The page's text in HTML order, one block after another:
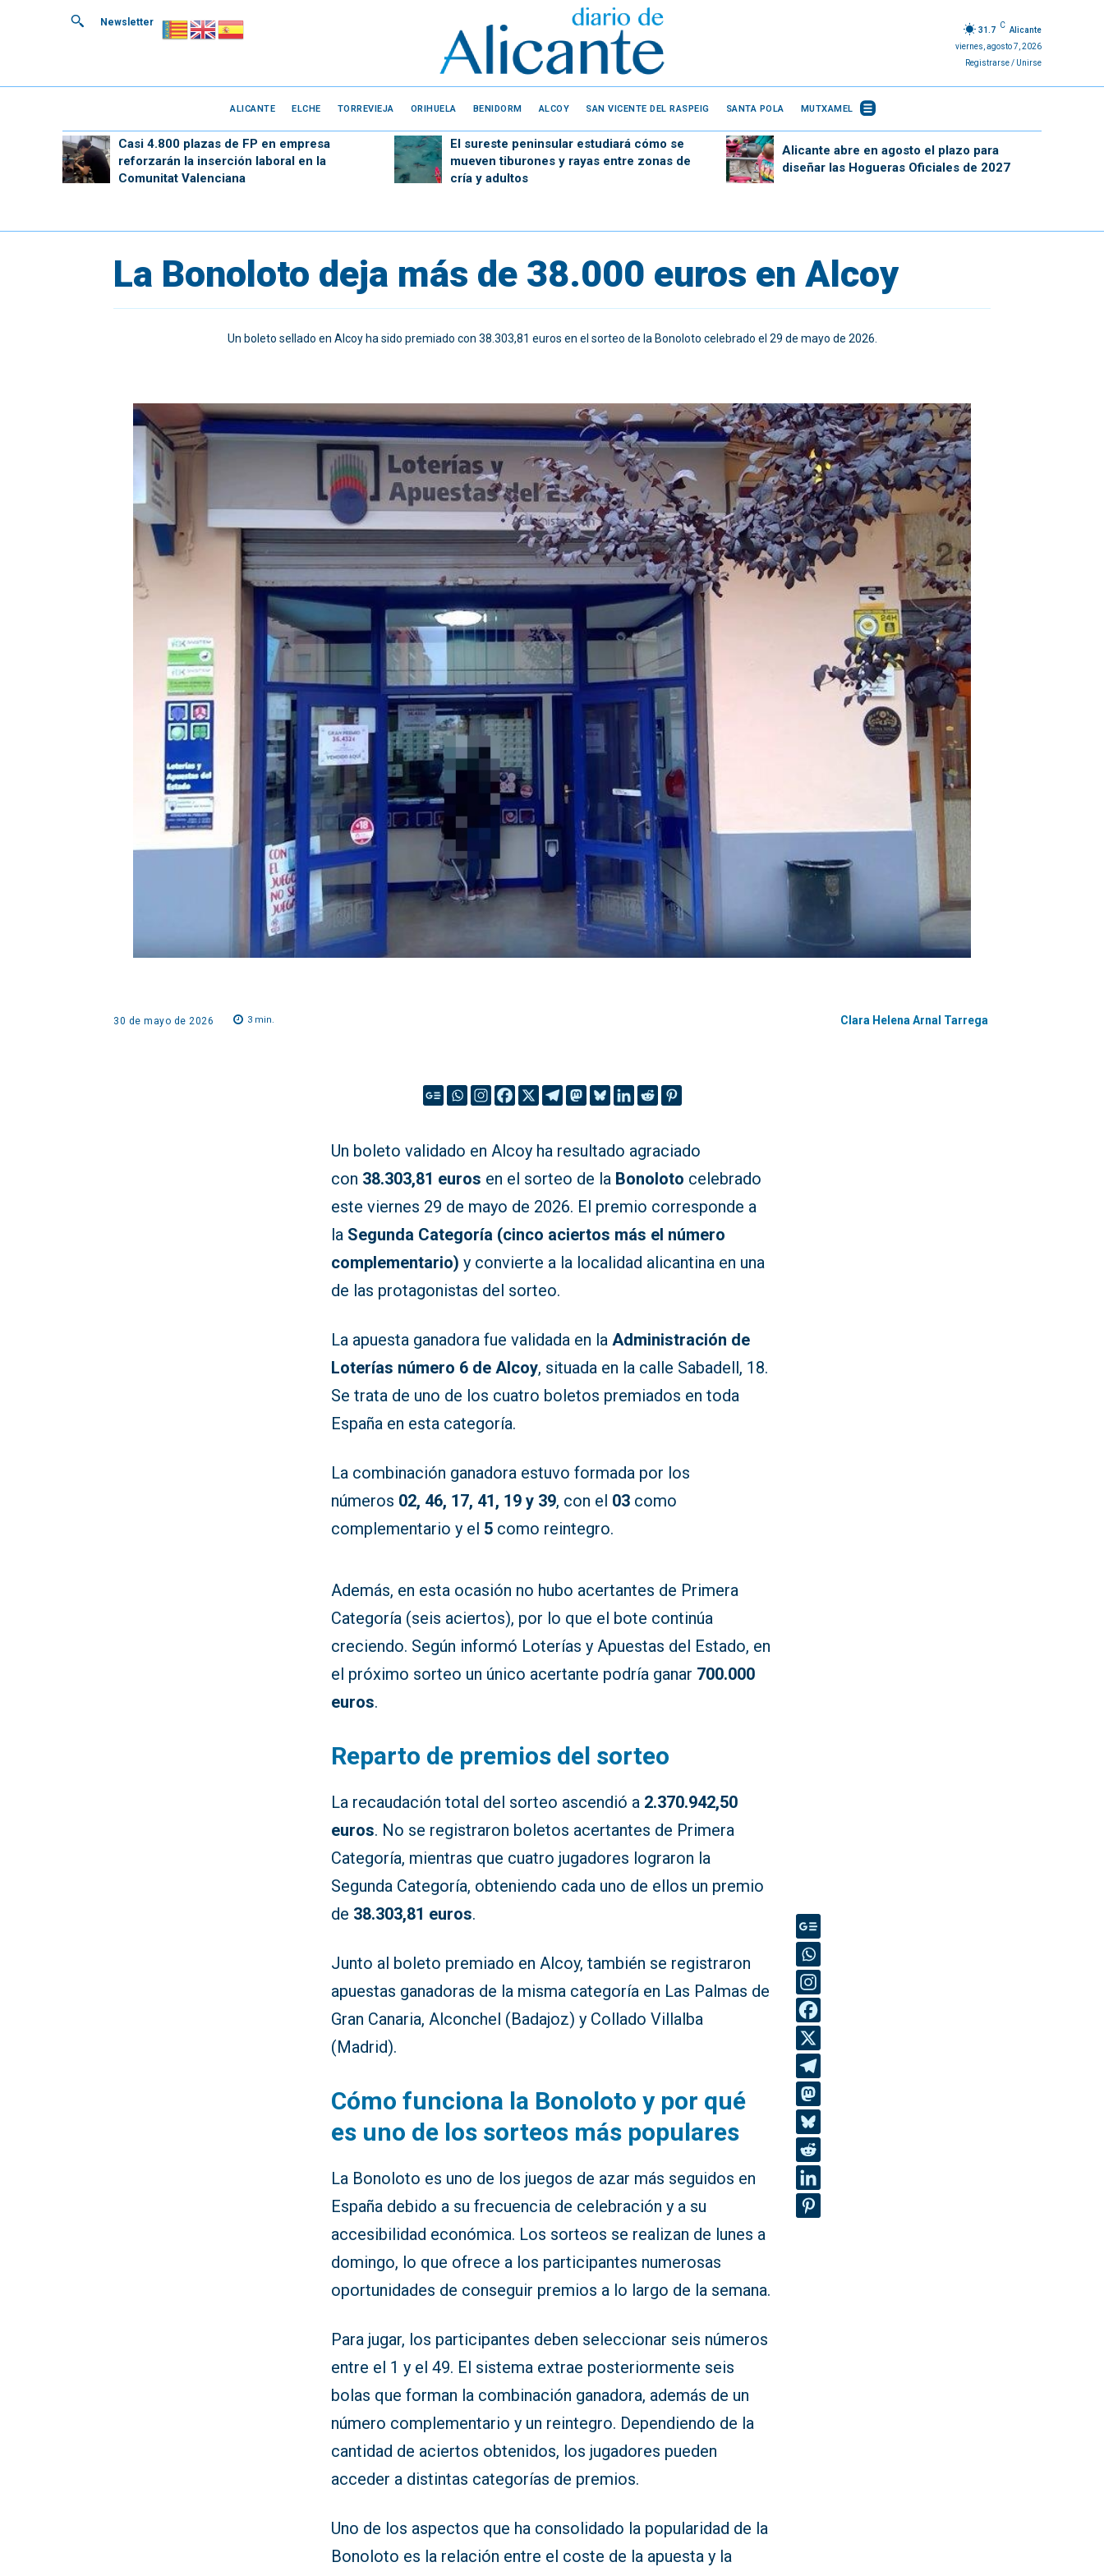
Newsletter
31.7
C
Alicante
viernes, agosto 7, 2026
Registrarse / Unirse
ALICANTE ELCHE TORREVIEJA ORIHUELA BENIDORM ALCOY SAN VICENTE DEL RASPEIG SANTA POLA MUTXAMEL
Casi 4.800 plazas de FP en empresa
reforzarán la inserción laboral en la
Comunitat Valenciana
El sureste peninsular estudiará cómo se
mueven tiburones y rayas entre zonas de
cría y adultos
Alicante abre en agosto el plazo para
diseñar las Hogueras Oficiales de 2027
La Bonoloto deja más de 38.000 euros en Alcoy
Un boleto sellado en Alcoy ha sido premiado con 38.303,81 euros en el sorteo de la Bonoloto celebrado el 29 de mayo de 2026.
30 de mayo de 2026 3 min. Clara Helena Arnal Tarrega
Un boleto validado en Alcoy ha resultado agraciado
con 38.303,81 euros en el sorteo de la Bonoloto celebrado
este viernes 29 de mayo de 2026. El premio corresponde a
la Segunda Categoría (cinco aciertos más el número
complementario) y convierte a la localidad alicantina en una
de las protagonistas del sorteo.
La apuesta ganadora fue validada en laAdministración de
Loterías número 6 de Alcoy, situada en la calle Sabadell, 18.
Se trata de uno de los cuatro boletos premiados en toda
España en esta categoría.
La combinación ganadora estuvo formada por los
números 02, 46, 17, 41, 19 y 39, con el 03 como
complementario y el 5 como reintegro.
Además, en esta ocasión no hubo acertantes de Primera
Categoría (seis aciertos), por lo que el bote continúa
creciendo. Según informó Loterías y Apuestas del Estado, en
el próximo sorteo un único acertante podría ganar 700.000
euros.
Reparto de premios del sorteo
La recaudación total del sorteo ascendió a 2.370.942,50
euros. No se registraron boletos acertantes de Primera
Categoría, mientras que cuatro jugadores lograron la
Segunda Categoría, obteniendo cada uno de ellos un premio
de 38.303,81 euros.
Junto al boleto premiado en Alcoy, también se registraron
apuestas ganadoras de la misma categoría en Las Palmas de
Gran Canaria, Alconchel (Badajoz) y Collado Villalba
(Madrid).
Cómo funciona la Bonoloto y por qué
es uno de los sorteos más populares
La Bonoloto es uno de los juegos de azar más seguidos en
España debido a su frecuencia de celebración y a su
accesibilidad económica. Los sorteos se realizan de lunes a
domingo, lo que ofrece a los participantes numerosas
oportunidades de conseguir premios a lo largo de la semana.
Para jugar, los participantes deben seleccionar seis números
entre el 1 y el 49. El sistema extrae posteriormente seis
bolas que forman la combinación ganadora, además de un
número complementario y un reintegro. Dependiendo de la
cantidad de aciertos obtenidos, los jugadores pueden
acceder a distintas categorías de premios.
Uno de los aspectos que ha consolidado la popularidad de la
Bonoloto es la relación entre el coste de la apuesta y la